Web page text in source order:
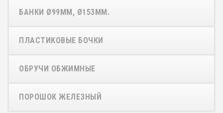
БАНКИ Ø99ММ, Ø153ММ.
ПЛАСТИКОВЫЕ БОЧКИ
ОБРУЧИ ОБЖИМНЫЕ
ПОРОШОК ЖЕЛЕЗНЫЙ